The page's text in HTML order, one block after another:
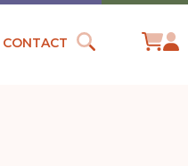
CONTACT